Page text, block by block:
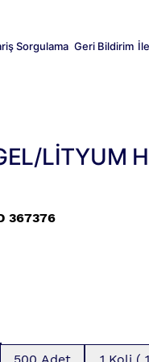
Sorgulama Geri Bildirim
LİTYUM
367376